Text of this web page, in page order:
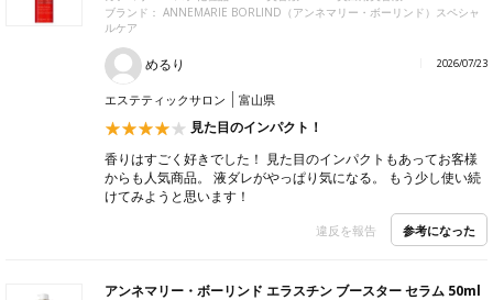
ブランド： ANNEMARIE BORLIND（アンネマリー・ボーリンド）スペシャ
ルケア
めるり 2026/07/23
エステティックサロン 富山県
見た目のインパクト！
香りはすごく好きでした！ 見た目のインパクトもあってお客様
からも人気商品。 液ダレがやっぱり気になる。 もう少し使い続
けてみようと思います！
違反を報告 参考になった
アンネマリー・ボーリンド エラスチン ブースター セラム 50ml